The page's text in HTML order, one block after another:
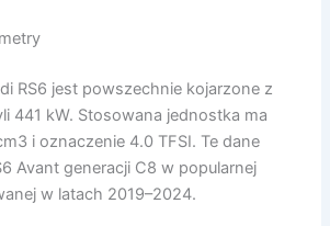
RS6 jest powszechnie kojarzone z
441 kW. Stosowana jednostka ma
i oznaczenie 4.0 TFSI. Te dane
Avant generacji C8 w popularnej
w latach 2019–2024.